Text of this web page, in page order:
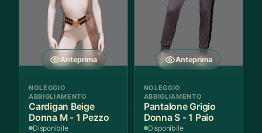
Anteprima
NOLEGGIO
ABBIGLIAMENTO
Cardigan Beige
Donna M - 1 Pezzo
Disponibile
Anteprima
NOLEGGIO
ABBIGLIAMENTO
Pantalone Grigio
Donna S - 1 Paio
Disponibile